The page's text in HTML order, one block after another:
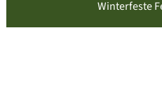
Winterfeste